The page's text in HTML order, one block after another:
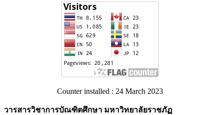
Counter installed : 24 March 2023
วารสารวิชาการบัณฑิตศึกษา มหาวิทยาลัยราชภัฏ